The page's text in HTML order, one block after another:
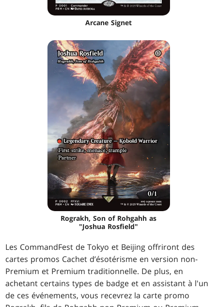
Arcane Signet
Rograkh, Son of Rohgahh as
"Joshua Rosfield"
Les CommandFest de Tokyo et Beijing offriront des
cartes promos Cachet d’ésotérisme en version non-
Premium et Premium traditionnelle. De plus, en
achetant certains types de badge et en assistant à l'un
de ces événements, vous recevrez la carte promo